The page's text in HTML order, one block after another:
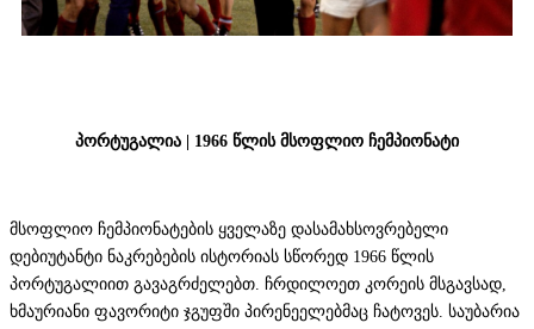
პორტუგალია | 1966 წლის მსოფლიო ჩემპიონატი
მსოფლიო ჩემპიონატების ყველაზე დასამახსოვრებელი
დებიუტანტი ნაკრებების ისტორიას სწორედ 1966 წლის
პორტუგალიით გავაგრძელებთ. ჩრდილოეთ კორეის მსგავსად,
ხმაურიანი ფავორიტი ჯგუფში პირენეელებმაც ჩატოვეს. საუბარია